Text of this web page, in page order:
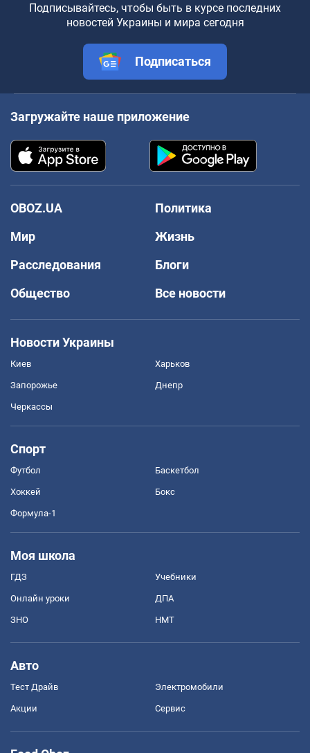
Подписывайтесь, чтобы быть в курсе последних
новостей Украины и мира сегодня
Подписаться
Загружайте наше приложение
OBOZ.UA
Политика
Мир
Жизнь
Расследования
Блоги
Общество
Все новости
Новости Украины
Киев Харьков
Запорожье Днепр
Черкассы
Спорт
Футбол Баскетбол
Хоккей Бокс
Формула-1
Моя школа
ГДЗ Учебники
Онлайн уроки ДПА
ЗНО НМТ
Авто
Тест Драйв Электромобили
Акции Сервис